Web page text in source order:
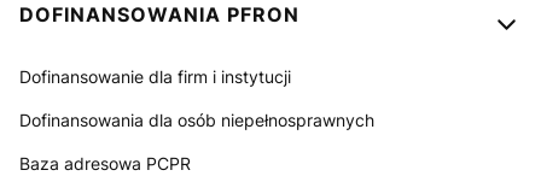
Linki w stopce
DOFINANSOWANIA PFRON
Dofinansowanie dla firm i instytucji
Dofinansowania dla osób niepełnosprawnych
Baza adresowa PCPR